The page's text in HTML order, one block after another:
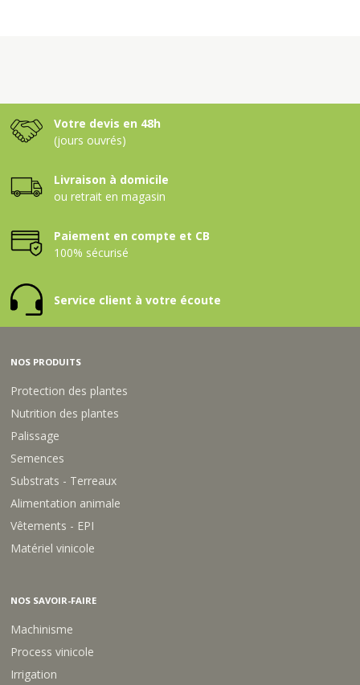
Votre devis en 48h
(jours ouvrés)
Livraison à domicile
ou retrait en magasin
Paiement en compte et CB
100% sécurisé
Service client à votre écoute
NOS PRODUITS
Protection des plantes
Nutrition des plantes
Palissage
Semences
Substrats - Terreaux
Alimentation animale
Vêtements - EPI
Matériel vinicole
NOS SAVOIR-FAIRE
Machinisme
Process vinicole
Irrigation